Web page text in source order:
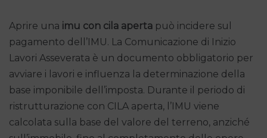
Aprire una imu con cila aperta può incidere sul
pagamento dell’IMU. La Comunicazione di Inizio
Lavori Asseverata è un documento obbligatorio per
avviare i lavori e influenza la determinazione della
base imponibile dell’imposta. Durante il periodo di
ristrutturazione con CILA aperta, l’IMU viene
calcolata sulla base del valore del terreno, anziché